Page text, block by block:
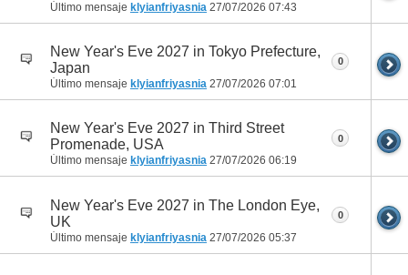
Último mensaje klyianfriyasnia 27/07/2026 07:43
New Year's Eve 2027 in Tokyo Prefecture,
Japan
Último mensaje klyianfriyasnia 27/07/2026 07:01
0
New Year's Eve 2027 in Third Street
Promenade, USA
Último mensaje klyianfriyasnia 27/07/2026 06:19
0
New Year's Eve 2027 in The London Eye,
UK
Último mensaje klyianfriyasnia 27/07/2026 05:37
0